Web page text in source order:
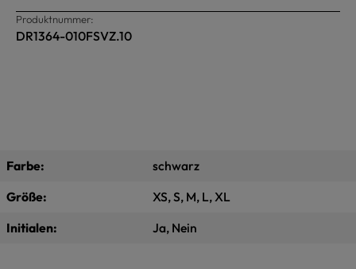
Produktnummer:
DR1364-010FSVZ.10
Farbe:
schwarz
Größe:
XS, S, M, L, XL
Initialen:
Ja, Nein